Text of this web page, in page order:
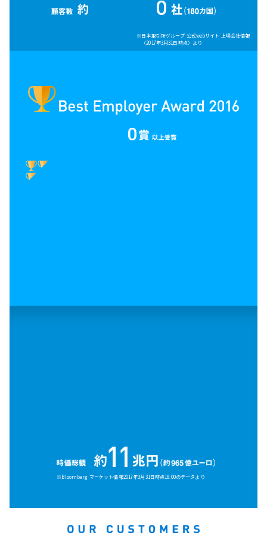
※日本取引所グループ 公式webサイト 上場会社情報
（2017年3月31日時点）より
0
0
※Bloomberg マーケット情報2017年3月31日時点18:00のデータより